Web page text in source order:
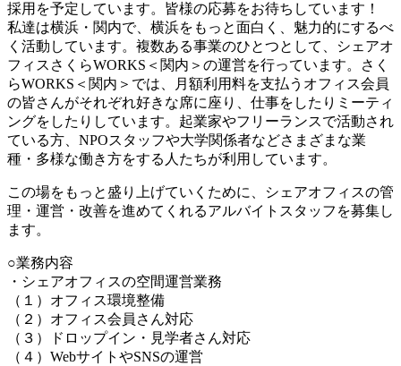
採用を予定しています。皆様の応募をお待ちしています！
私達は横浜・関内で、横浜をもっと面白く、魅力的にするべ
く活動しています。複数ある事業のひとつとして、シェアオ
フィスさくらWORKS＜関内＞の運営を行っています。さく
らWORKS＜関内＞では、月額利用料を支払うオフィス会員
の皆さんがそれぞれ好きな席に座り、仕事をしたりミーティ
ングをしたりしています。起業家やフリーランスで活動され
ている方、NPOスタッフや大学関係者などさまざまな業
種・多様な働き方をする人たちが利用しています。
この場をもっと盛り上げていくために、シェアオフィスの管
理・運営・改善を進めてくれるアルバイトスタッフを募集し
ます。
○業務内容
・シェアオフィスの空間運営業務
（１）オフィス環境整備
（２）オフィス会員さん対応
（３）ドロップイン・見学者さん対応
（４）WebサイトやSNSの運営